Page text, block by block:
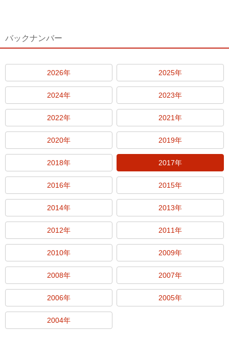
バックナンバー
2026年 2025年
2024年 2023年
2022年 2021年
2020年 2019年
2018年 2017年
2016年 2015年
2014年 2013年
2012年 2011年
2010年 2009年
2008年 2007年
2006年 2005年
2004年